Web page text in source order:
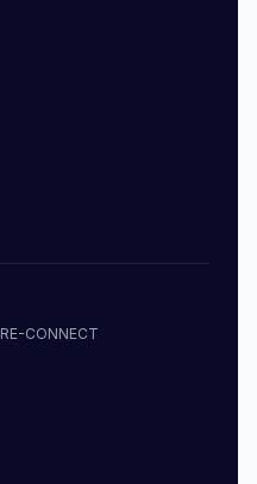
RE-CONNECT